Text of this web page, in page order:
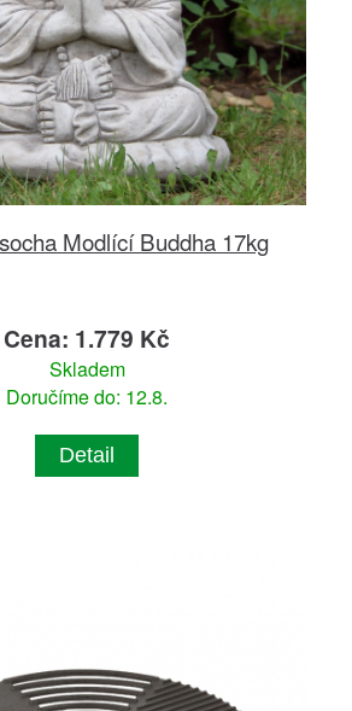
Modlící Buddha 17kg
Cena: 1.779 Kč
Skladem
Doručíme do: 12.8.
Detail